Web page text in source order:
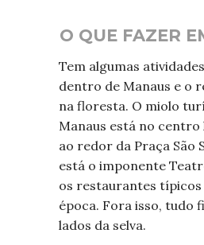
O QUE FAZER
Tem algumas
dentro de Manaus e o
na floresta. O miolo
Manaus está no
ao redor da Praça São
está o imponente
os restaurantes típicos
época. Fora isso, tudo
lados da selva.